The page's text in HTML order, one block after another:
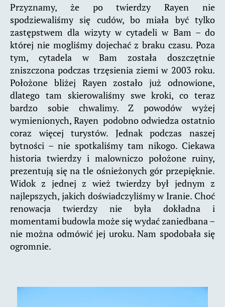
Przyznamy, że po twierdzy Rayen nie
spodziewaliśmy się cudów, bo miała być tylko
zastępstwem dla wizyty w cytadeli w Bam – do
której nie mogliśmy dojechać z braku czasu. Poza
tym, cytadela w Bam została doszczętnie
zniszczona podczas trzęsienia ziemi w 2003 roku.
Położone bliżej Rayen zostało już odnowione,
dlatego tam skierowaliśmy swe kroki, co teraz
bardzo sobie chwalimy. Z powodów wyżej
wymienionych, Rayen podobno odwiedza ostatnio
coraz więcej turystów. Jednak podczas naszej
bytności – nie spotkaliśmy tam nikogo. Ciekawa
historia twierdzy i malowniczo położone ruiny,
prezentują się na tle ośnieżonych gór przepięknie.
Widok z jednej z wież twierdzy był jednym z
najlepszych, jakich doświadczyliśmy w Iranie. Choć
renowacja twierdzy nie była dokładna i
momentami budowla może się wydać zaniedbana –
nie można odmówić jej uroku. Nam spodobała się
ogromnie.